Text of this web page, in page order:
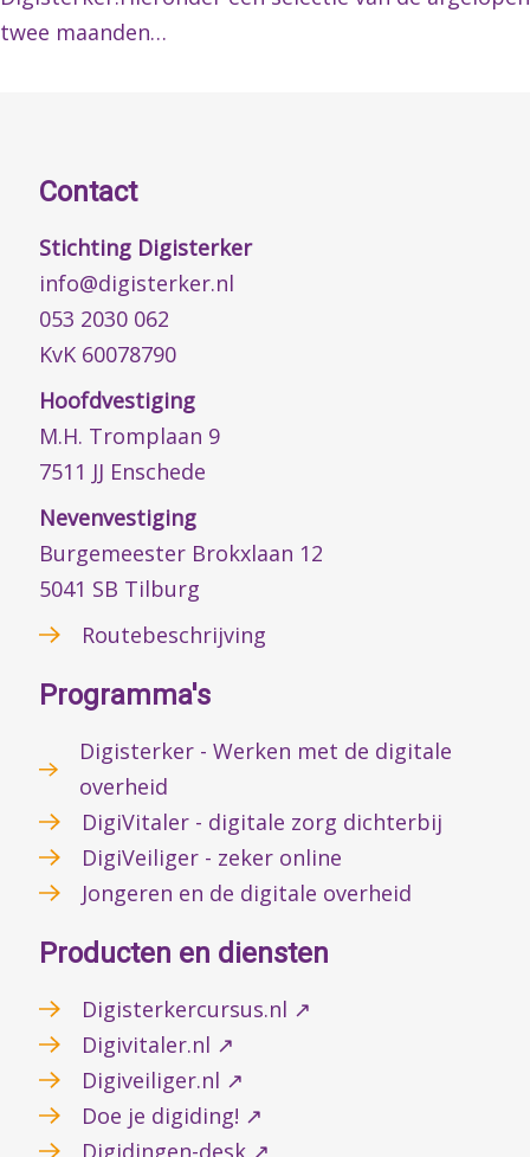
twee maanden…
Contact
Stichting Digisterker
info@digisterker.nl
053 2030 062
KvK 60078790
Hoofdvestiging
M.H. Tromplaan 9
7511 JJ Enschede
Nevenvestiging
Burgemeester Brokxlaan 12
5041 SB Tilburg
Routebeschrijving
Programma's
Digisterker - Werken met de digitale
overheid
DigiVitaler - digitale zorg dichterbij
DigiVeiliger - zeker online
Jongeren en de digitale overheid
Producten en diensten
Digisterkercursus.nl ↗
Digivitaler.nl ↗
Digiveiliger.nl ↗
Doe je digiding! ↗